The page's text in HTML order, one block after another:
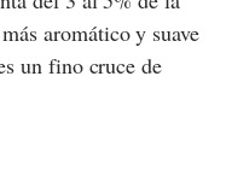
aromático y suave
un fino cruce de